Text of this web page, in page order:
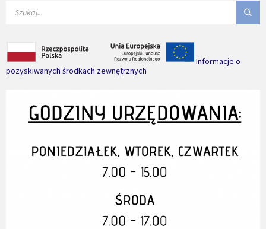
Informacje o
pozyskiwanych środkach zewnętrznych